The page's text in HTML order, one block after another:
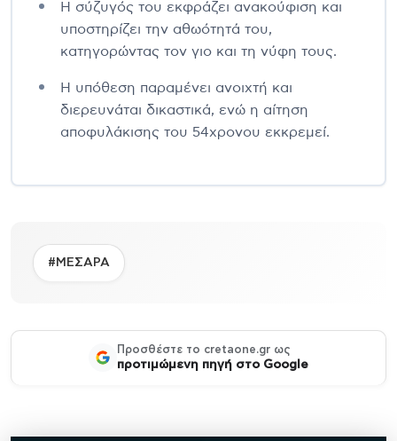
Η σύζυγός του εκφράζει ανακούφιση και
υποστηρίζει την αθωότητά του,
κατηγορώντας τον γιο και τη νύφη τους.
Η υπόθεση παραμένει ανοιχτή και
διερευνάται δικαστικά, ενώ η αίτηση
αποφυλάκισης του 54χρονου εκκρεμεί.
#ΜΕΣΑΡΑ
Προσθέστε το cretaone.gr ως
προτιμώμενη πηγή στο Google